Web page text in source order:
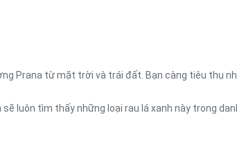
Prana từ mặt trời và trái đất. Bạn càng tiêu thụ
luôn tìm thấy những loại rau lá xanh này trong